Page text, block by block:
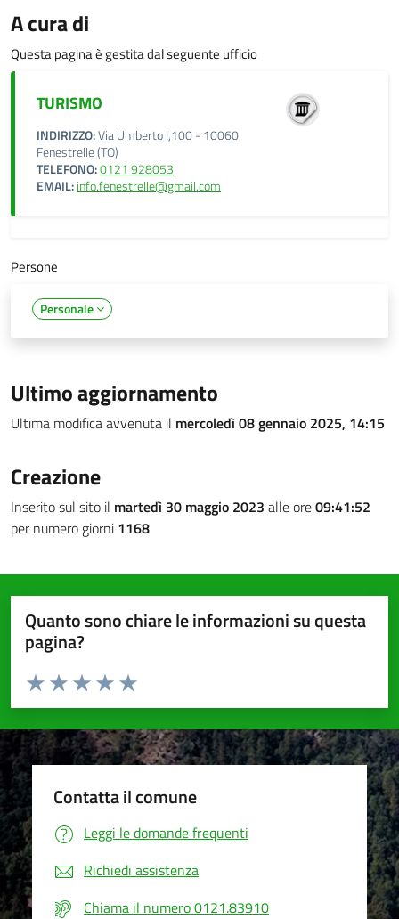
A cura di
Questa pagina è gestita dal seguente ufficio
TURISMO
INDIRIZZO:Via Umberto I,100 - 10060
Fenestrelle (TO)
TELEFONO:0121 928053
EMAIL:info.fenestrelle@gmail.com
Persone
Personale
Ultimo aggiornamento
Ultima modifica avvenuta il mercoledì 08 gennaio 2025, 14:15
Creazione
Inserito sul sito il martedì 30 maggio 2023 alle ore09:41:52
per numero giorni 1168
Quanto sono chiare le informazioni su questa
pagina?
Valuta da 1 a 5 stelle la pagina
Valuta 5 stelle su 5
Valuta 4 stelle su 5
Valuta 3 stelle su 5
Valuta 2 stelle su 5
Valuta 1 stelle su 5
Contatta il comune
Leggi le domande frequenti
Richiedi assistenza
Chiama il numero 0121.83910